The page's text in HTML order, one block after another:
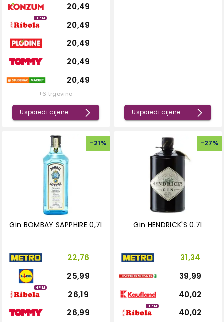
20,49
HPM
20,49
20,49
20,49
20,49
+6 trgovina
Usporedi cijene Usporedi cijene
-21%
Gin BOMBAY SAPPHIRE 0,7l
22,76
25,99
HPM
26,19
26,99
-27%
Gin HENDRICK'S 0.7l
31,34
39,99
40,02
HPM
40,02